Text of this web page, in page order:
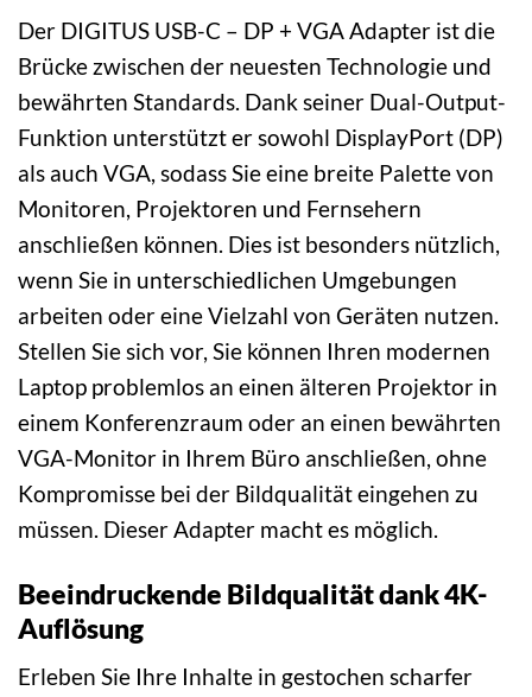
Der DIGITUS USB-C – DP + VGA Adapter ist die
Brücke zwischen der neuesten Technologie und
bewährten Standards. Dank seiner Dual-Output-
Funktion unterstützt er sowohl DisplayPort (DP)
als auch VGA, sodass Sie eine breite Palette von
Monitoren, Projektoren und Fernsehern
anschließen können. Dies ist besonders nützlich,
wenn Sie in unterschiedlichen Umgebungen
arbeiten oder eine Vielzahl von Geräten nutzen.
Stellen Sie sich vor, Sie können Ihren modernen
Laptop problemlos an einen älteren Projektor in
einem Konferenzraum oder an einen bewährten
VGA-Monitor in Ihrem Büro anschließen, ohne
Kompromisse bei der Bildqualität eingehen zu
müssen. Dieser Adapter macht es möglich.
Beeindruckende Bildqualität dank 4K-
Auflösung
Erleben Sie Ihre Inhalte in gestochen scharfer